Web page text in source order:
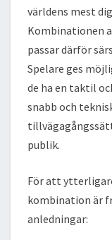
världens mest
Kombinationen
passar därför
Spelare ges
de ha en taktil
snabb och
publik.
För att
kombination är
anledningar: